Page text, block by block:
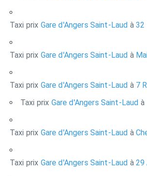
Taxi prix Gare d'Angers Saint-Laud à32
Taxi prix Gare d'Angers Saint-Laud à
Taxi prix Gare d'Angers Saint-Laud à7
Taxi prix Gare d'Angers Saint-Laud à
Taxi prix Gare d'Angers Saint-Laud à
Taxi prix Gare d'Angers Saint-Laud à29